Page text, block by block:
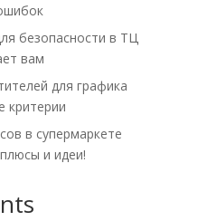
безопасности в ТЦ
вам
для графика
критерии
в супермаркете
и идеи!